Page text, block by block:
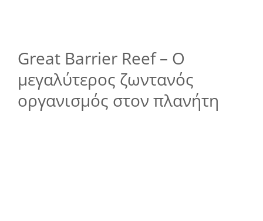
Great Barrier Reef – Ο
μεγαλύτερος ζωντανός
οργανισμός στον πλανήτη